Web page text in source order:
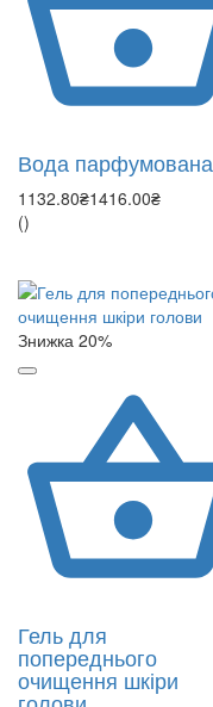
Вода парфумована
1132.80₴1416.00₴
()
Знижка 20%
Гель для
попереднього
очищення шкіри